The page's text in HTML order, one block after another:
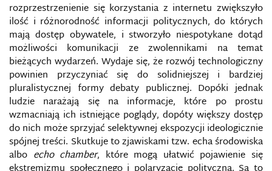
rozprzestrzenienie się korzystania z internetu zwiększyło
ilość i różnorodność informacji politycznych, do których
mają dostęp obywatele, i stworzyło niespotykane dotąd
możliwości komunikacji ze zwolennikami na temat
bieżących wydarzeń. Wydaje się, że rozwój technologiczny
powinien przyczyniać się do solidniejszej i bardziej
pluralistycznej formy debaty publicznej. Dopóki jednak
ludzie narażają się na informacje, które po prostu
wzmacniają ich istniejące poglądy, dopóty większy dostęp
do nich może sprzyjać selektywnej ekspozycji ideologicznie
spójnej treści. Skutkuje to zjawiskami tzw. echa środowiska
albo echo chamber, które mogą ułatwić pojawienie się